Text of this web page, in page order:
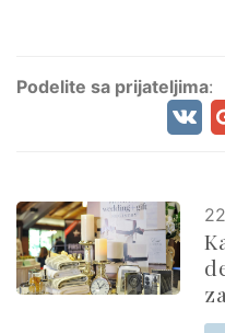
Podelite sa prijateljima: